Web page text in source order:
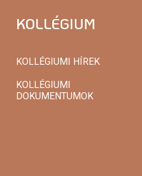
KOLLÉGIUM
KOLLÉGIUMI HÍREK
KOLLÉGIUMI
DOKUMENTUMOK